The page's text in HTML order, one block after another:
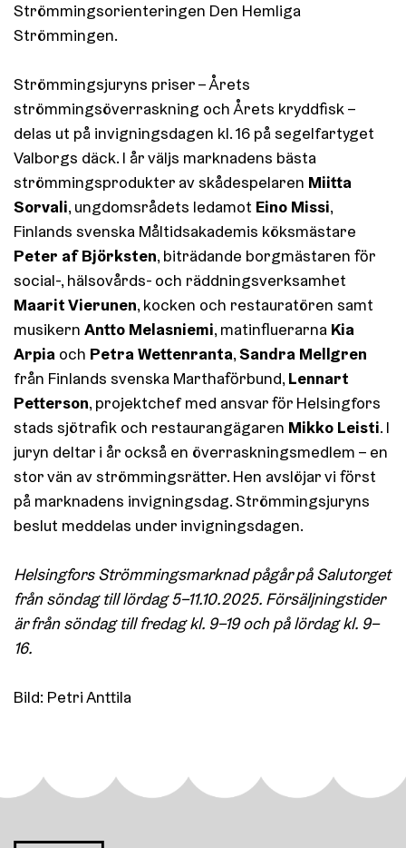
Strömmingsorienteringen Den Hemliga
Strömmingen.
Strömmingsjuryns priser – Årets
strömmingsöverraskning och Årets kryddfisk –
delas ut på invigningsdagen kl. 16 på segelfartyget
Valborgs däck. I år väljs marknadens bästa
strömmingsprodukter av skådespelaren Miitta
Sorvali, ungdomsrådets ledamot Eino Missi,
Finlands svenska Måltidsakademis köksmästare
Peter af Björksten, biträdande borgmästaren för
social-, hälsovårds- och räddningsverksamhet
Maarit Vierunen, kocken och restauratören samt
musikern Antto Melasniemi, matinfluerarna Kia
Arpia och Petra Wettenranta,Sandra Mellgren
från Finlands svenska Marthaförbund, Lennart
Petterson, projektchef med ansvar för Helsingfors
stads sjötrafik och restaurangägaren Mikko Leisti. I
juryn deltar i år också en överraskningsmedlem – en
stor vän av strömmingsrätter. Hen avslöjar vi först
på marknadens invigningsdag. Strömmingsjuryns
beslut meddelas under invigningsdagen.
Helsingfors Strömmingsmarknad pågår på Salutorget
från söndag till lördag 5–11.10.2025. Försäljningstider
är från söndag till fredag kl. 9–19 och på lördag kl. 9–
16.
Bild: Petri Anttila